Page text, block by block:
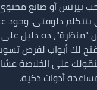
بيزنس أو صانع
بتتكلم دلوقتي. وجود
"منظرة"، ده دليل
لك أبواب لفرص
على الخلاصة
أدوات ذكية.